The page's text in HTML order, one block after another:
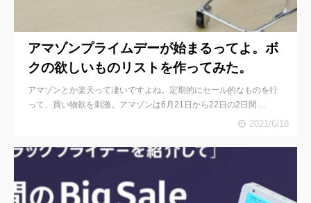
アマゾンプライムデーが始まるってよ。ボ
クの欲しいものリストを作ってみた。
アマゾンとか楽天って凄いですよね。定期的にセール的なものを行
って、買い物欲を刺激。アマゾンは6月21日から22日の2日間 ...
2021/6/18